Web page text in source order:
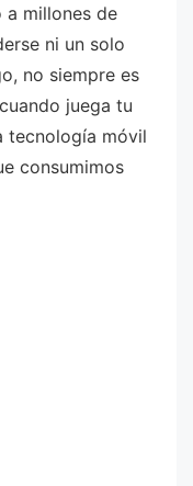
a millones de
ni un solo
no siempre es
juega tu
tecnología móvil
consumimos